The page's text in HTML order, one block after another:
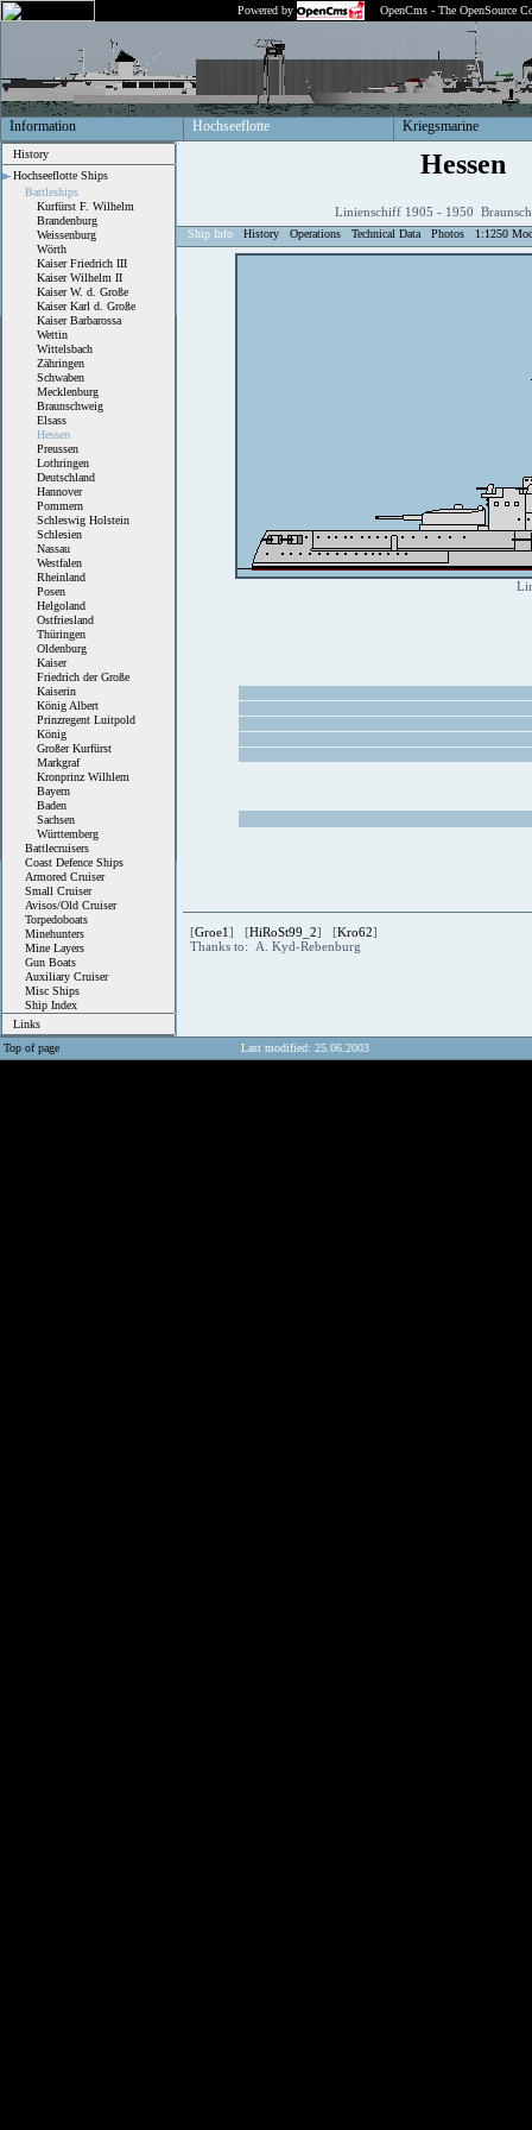
Powered by OpenCms - The OpenSource
Information Hochseeflotte Kriegsmarine
History
Hochseeflotte Ships
Battleships
Kurfürst F. Wilhelm
Brandenburg
Weissenburg
Wörth
Kaiser Friedrich III
Kaiser Wilhelm II
Kaiser W. d. Große
Kaiser Karl d. Große
Kaiser Barbarossa
Wettin
Wittelsbach
Zähringen
Schwaben
Mecklenburg
Braunschweig
Elsass
Hessen
Preussen
Lothringen
Deutschland
Hannover
Pommern
Schleswig Holstein
Schlesien
Nassau
Westfalen
Rheinland
Posen
Helgoland
Ostfriesland
Thüringen
Oldenburg
Kaiser
Friedrich der Große
Kaiserin
König Albert
Prinzregent Luitpold
König
Großer Kurfürst
Markgraf
Kronprinz Wilhlem
Bayern
Baden
Sachsen
Württemberg
Battlecruisers
Coast Defence Ships
Armored Cruiser
Small Cruiser
Avisos/Old Cruiser
Torpedoboats
Minehunters
Mine Layers
Gun Boats
Auxiliary Cruiser
Misc Ships
Ship Index
Links
Hessen
Linienschiff 1905 - 1950
Ship Info History Operations Technical Data Photos 1:1250
[Groe1] [HiRoSt99_2] [Kro62]
Thanks to: A. Kyd-Rebenburg
Top of page Last modified: 25.06.2003